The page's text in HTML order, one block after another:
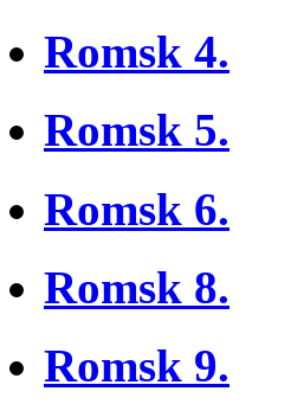
Romsk 4.
Romsk 5.
Romsk 6.
Romsk 8.
Romsk 9.